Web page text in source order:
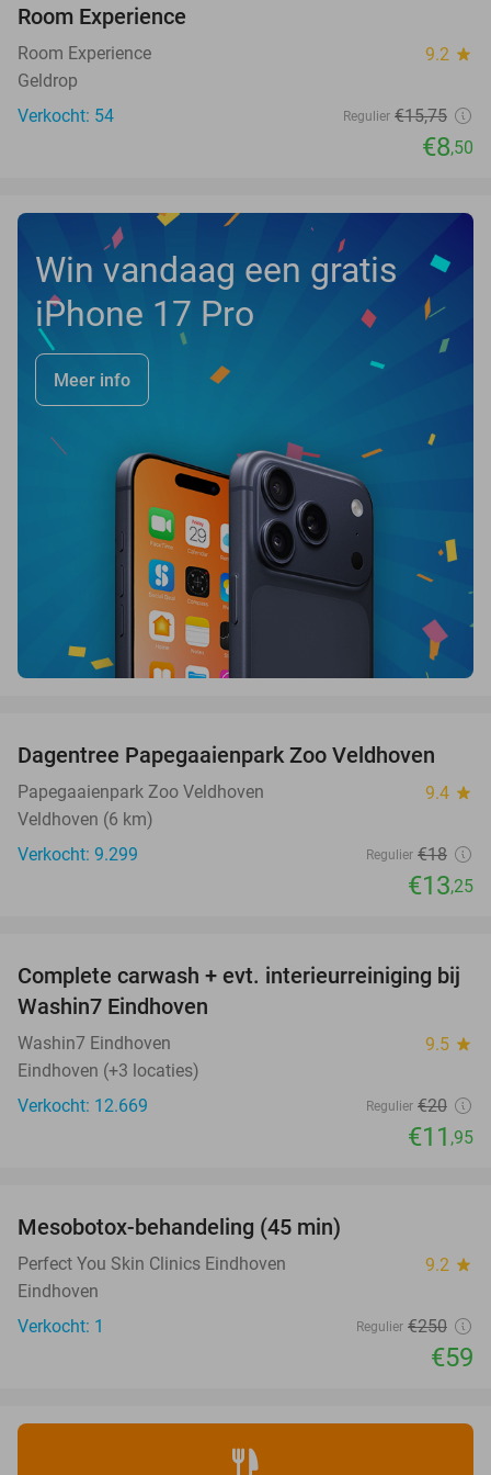
TODAY
Room Experience
Room Experience 9.2 star
Geldrop
Verkocht: 54
Regulier €15,75
€8,50
Win vandaag een gratis
iPhone 17 Pro
Meer info
26%
Dagentree Papegaaienpark Zoo Veldhoven
Papegaaienpark Zoo Veldhoven 9.4 star
Veldhoven (6 km)
Verkocht: 9.299
Regulier €18
€13,25
40%
Complete carwash + evt. interieurreiniging bij
Washin7 Eindhoven
Washin7 Eindhoven 9.5 star
Eindhoven (+3 locaties)
Verkocht: 12.669
Regulier €20
€11 ,95
TODAY
Mesobotox-behandeling (45 min)
Perfect You Skin Clinics Eindhoven 9.2 star
Eindhoven
Verkocht: 1
Regulier €250
€59